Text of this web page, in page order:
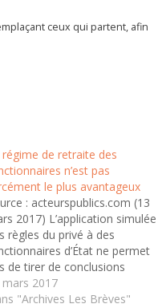
ceux qui partent, afin
régime de retraite des
n’est pas
le plus avantageux
: acteurspublics.com (13
2017) L’application simulée
règles du privé à des
d’État ne permet
de tirer de conclusions
sur la “générosité” du
de retraite en vigueur
mars 2017
"Archives Les Brèves"